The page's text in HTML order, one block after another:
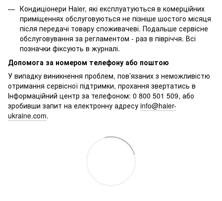
Кондиціонери Haier, які експлуатуються в комерційних
приміщеннях обслуговуються не пізніше шостого місяця
після передачі товару споживачеві. Подальше сервісне
обслуговування за регламентом - раз в півріччя. Всі
позначки фіксують в журналі.
Допомога за номером телефону або поштою
У випадку виникнення проблем, пов’язаних з неможливістю
отримання сервісної підтримки, прохання звертатись в
Інформаційний центр за телефоном: 0 800 501 509, або
зробивши запит на електронну адресу info@haier-
ukraine.com.